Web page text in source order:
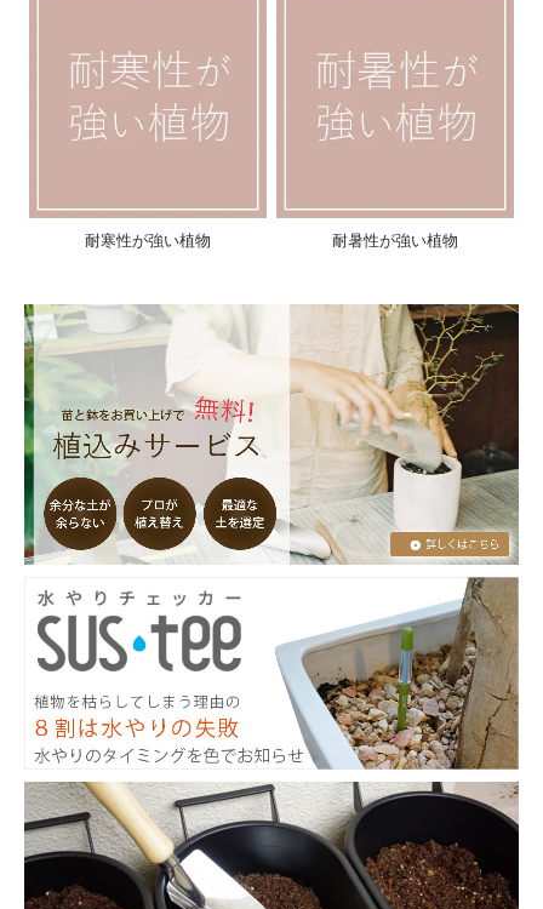
耐寒性が強い植物 耐暑性が強い植物